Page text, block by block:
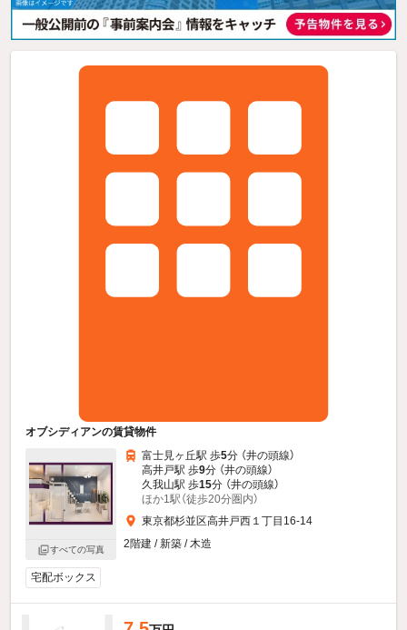
オブシディアンの賃貸物件
すべての写真
富士見ヶ丘駅 歩5分 （井の頭線）
高井戸駅 歩9分 （井の頭線）
久我山駅 歩15分 （井の頭線）
ほか1駅（徒歩20分圏内）
東京都杉並区高井戸西１丁目16-14
2階建 / 新築 / 木造
宅配ボックス